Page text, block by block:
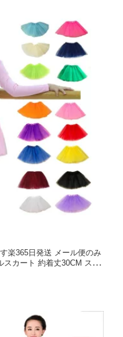
楽365日発送 メール便のみ
スカート 約着丈30CM スカ
キッズ ダンス衣装 20色 忘
衣装 イベント ハロウィン